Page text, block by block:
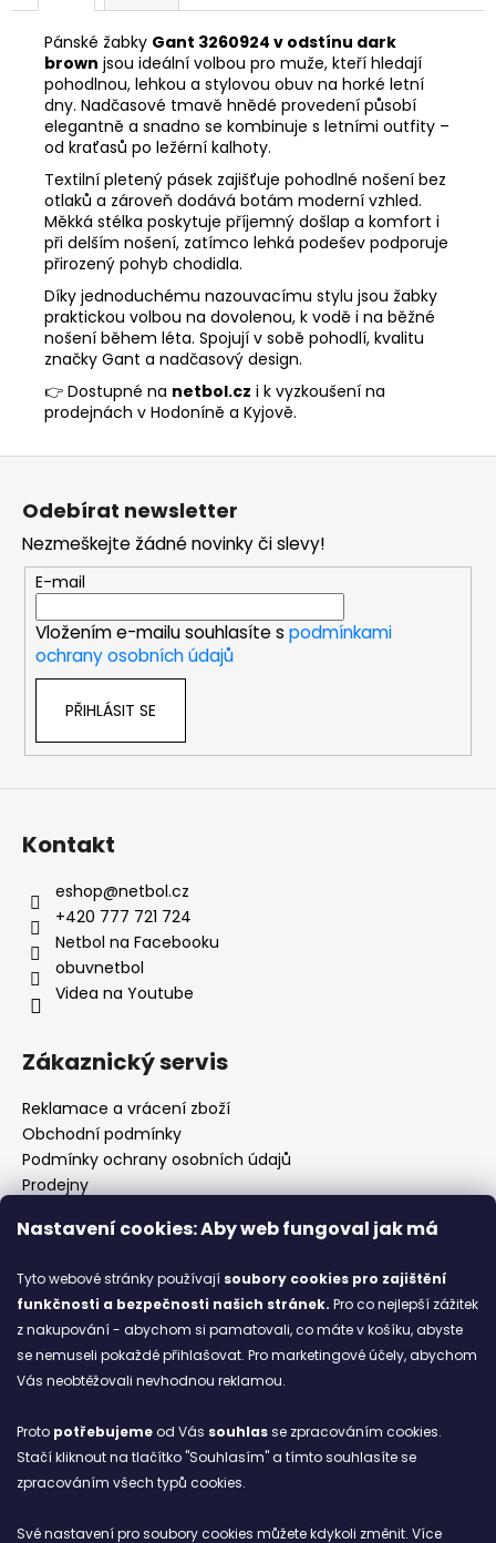
Nastavení cookies: Aby web fungoval jak má
Tyto webové stránky používají soubory cookies pro zajištění
funkčnosti a bezpečnosti našich stránek. Pro co nejlepší zážitek
z nakupování - abychom si pamatovali, co máte v košíku, abyste
se nemuseli pokaždé přihlašovat. Pro marketingové účely, abychom
Vás neobtěžovali nevhodnou reklamou.
Proto potřebujemeod Vás souhlasse zpracováním cookies.
Stačí kliknout na tlačítko "Souhlasím" a tímto souhlasíte se
zpracováním všech typů cookies.
Své nastavení pro soubory cookies můžete kdykoli změnit. Více
Pánské žabky Gant 3260924 v odstínu dark
brown jsou ideální volbou pro muže, kteří hledají
pohodlnou, lehkou a stylovou obuv na horké letní
dny. Nadčasové tmavě hnědé provedení působí
elegantně a snadno se kombinuje s letními outfity –
od kraťasů po ležérní kalhoty.
Textilní pletený pásek zajišťuje pohodlné nošení bez
otlaků a zároveň dodává botám moderní vzhled.
Měkká stélka poskytuje příjemný došlap a komfort i
při delším nošení, zatímco lehká podešev podporuje
přirozený pohyb chodidla.
Díky jednoduchému nazouvacímu stylu jsou žabky
praktickou volbou na dovolenou, k vodě i na běžné
nošení během léta. Spojují v sobě pohodlí, kvalitu
značky Gant a nadčasový design.
👉 Dostupné na netbol.cz i k vyzkoušení na
prodejnách v Hodoníně a Kyjově.
Z
Odebírat newsletter
Nezmeškejte žádné novinky či slevy!
E-mail
Vložením e-mailu souhlasíte s podmínkami
ochrany osobních údajů
PŘIHLÁSIT SE
Kontakt
eshop@netbol.cz
+420 777 721 724
Netbol na Facebooku
obuvnetbol
Videa na Youtube
Zákaznický servis
Reklamace a vrácení zboží
Obchodní podmínky
Podmínky ochrany osobních údajů
Prodejny
Značky
Blog
Ze starých bot staronové
ARCHIV
Facebook